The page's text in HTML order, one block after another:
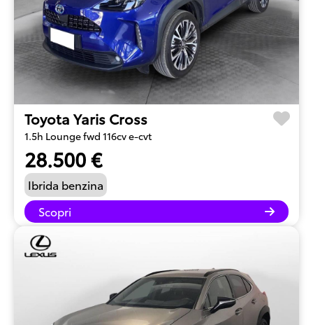
Toyota Yaris Cross
1.5h Lounge fwd 116cv e-cvt
28.500 €
Ibrida benzina
Scopri